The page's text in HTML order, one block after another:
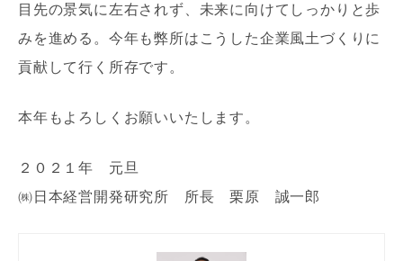
目先の景気に左右されず、未来に向けてしっかりと歩
みを進める。今年も弊所はこうした企業風土づくりに
貢献して行く所存です。
本年もよろしくお願いいたします。
２０２１年 元旦
㈱日本経営開発研究所 所長 栗原 誠一郎